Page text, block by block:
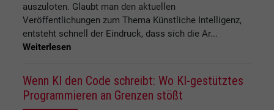
auszuloten. Glaubt man den aktuellen
Veröffentlichungen zum Thema Künstliche Intelligenz,
entsteht schnell der Eindruck, dass sich die Ar...
Weiterlesen
Wenn KI den Code schreibt: Wo KI-gestütztes
Programmieren an Grenzen stößt